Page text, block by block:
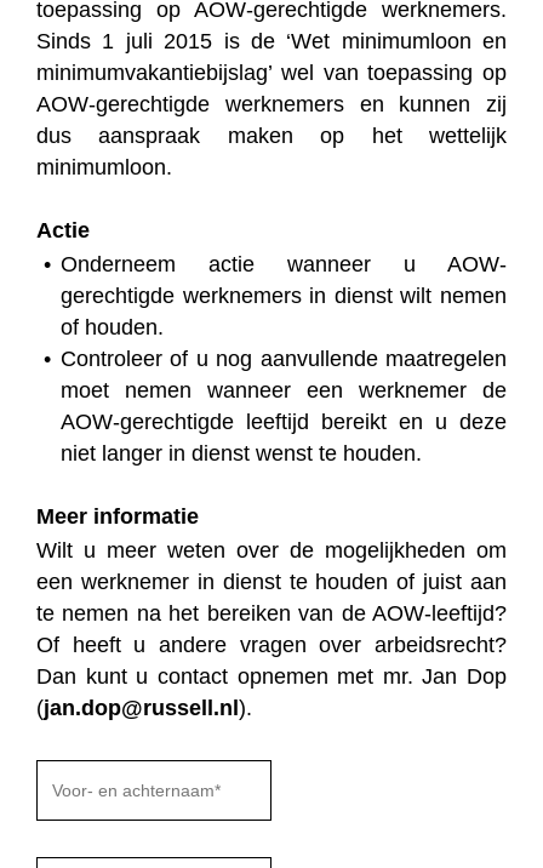
toepassing op AOW-gerechtigde werknemers.
Sinds 1 juli 2015 is de ‘Wet minimumloon en
minimumvakantiebijslag’ wel van toepassing op
AOW-gerechtigde werknemers en kunnen zij
dus aanspraak maken op het wettelijk
minimumloon.
Actie
Onderneem actie wanneer u AOW-
gerechtigde werknemers in dienst wilt nemen
of houden.
Controleer of u nog aanvullende maatregelen
moet nemen wanneer een werknemer de
AOW-gerechtigde leeftijd bereikt en u deze
niet langer in dienst wenst te houden.
Meer informatie
Wilt u meer weten over de mogelijkheden om
een werknemer in dienst te houden of juist aan
te nemen na het bereiken van de AOW-leeftijd?
Of heeft u andere vragen over arbeidsrecht?
Dan kunt u contact opnemen met mr. Jan Dop
(jan.dop@russell.nl ).